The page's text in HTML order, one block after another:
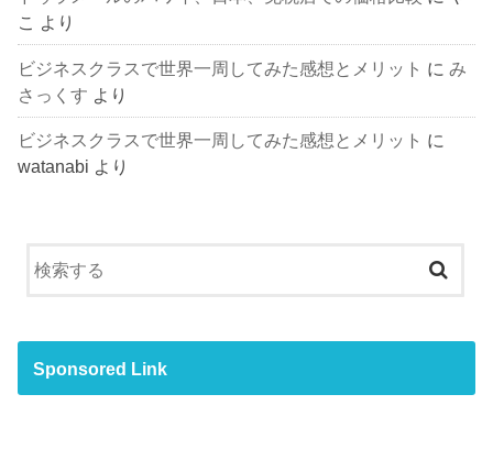
こ より
ビジネスクラスで世界一周してみた感想とメリット に み
さっくす より
ビジネスクラスで世界一周してみた感想とメリット に
watanabi より
Sponsored Link